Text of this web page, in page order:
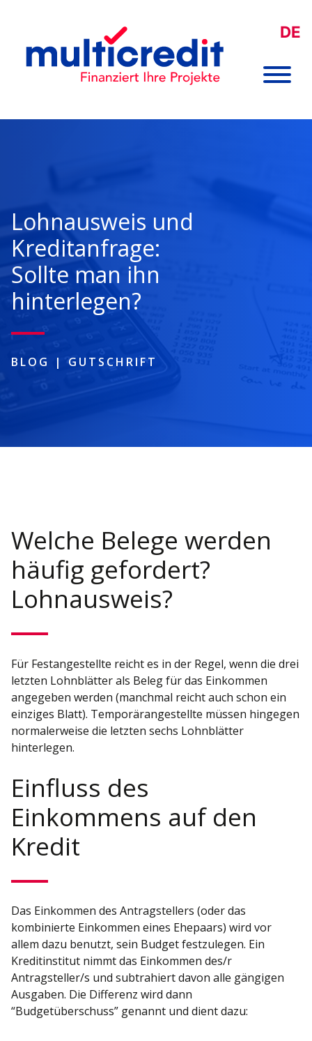
DE
Lohnausweis und
Kreditanfrage:
Sollte man ihn
hinterlegen?
BLOG |GUTSCHRIFT
Welche Belege werden
häufig gefordert?
Lohnausweis?
Für Festangestellte reicht es in der Regel, wenn die drei
letzten Lohnblätter als Beleg für das Einkommen
angegeben werden (manchmal reicht auch schon ein
einziges Blatt). Temporärangestellte müssen hingegen
normalerweise die letzten sechs Lohnblätter
hinterlegen.
Einfluss des
Einkommens auf den
Kredit
Das Einkommen des Antragstellers (oder das
kombinierte Einkommen eines Ehepaars) wird vor
allem dazu benutzt, sein Budget festzulegen. Ein
Kreditinstitut nimmt das Einkommen des/r
Antragsteller/s und subtrahiert davon alle gängigen
Ausgaben. Die Differenz wird dann
“Budgetüberschuss” genannt und dient dazu: